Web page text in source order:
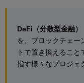
DeFi（分散型金融）
を、ブロックチェー
トで置き換えるこ
指す様々なプロジェ